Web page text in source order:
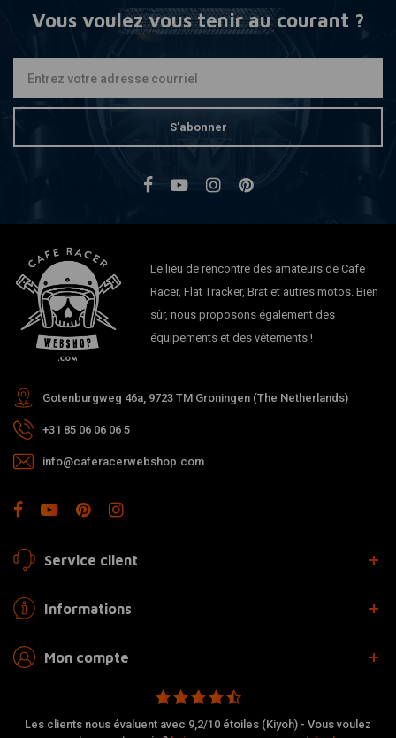
Vous voulez vous tenir au courant ?
S'abonner
Le lieu de rencontre des amateurs de Cafe
Racer, Flat Tracker, Brat et autres motos. Bien
sûr, nous proposons également des
équipements et des vêtements !
Gotenburgweg 46a, 9723 TM Groningen (The Netherlands)
+31 85 06 06 06 5
info@caferacerwebshop.com
Service client
Informations
Mon compte
Les clients nous évaluent avec 9,2/10 étoiles (Kiyoh) - Vous voulez